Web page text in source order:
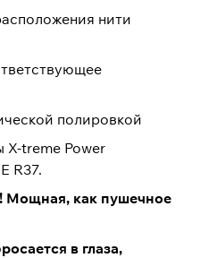
нити
полировкой
X-treme Power
R37.
Мощная, как пушечное
в глаза,